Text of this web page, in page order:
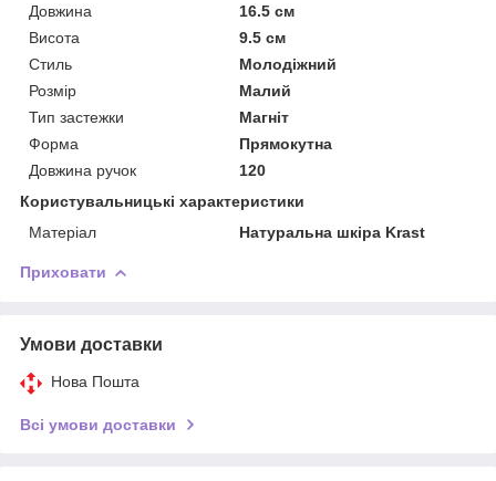
Довжина
16.5 см
Висота
9.5 см
Стиль
Молодіжний
Розмір
Малий
Тип застежки
Магніт
Форма
Прямокутна
Довжина ручок
120
Користувальницькі характеристики
Матеріал
Натуральна шкіра Krast
Приховати
Умови доставки
Нова Пошта
Всі умови доставки